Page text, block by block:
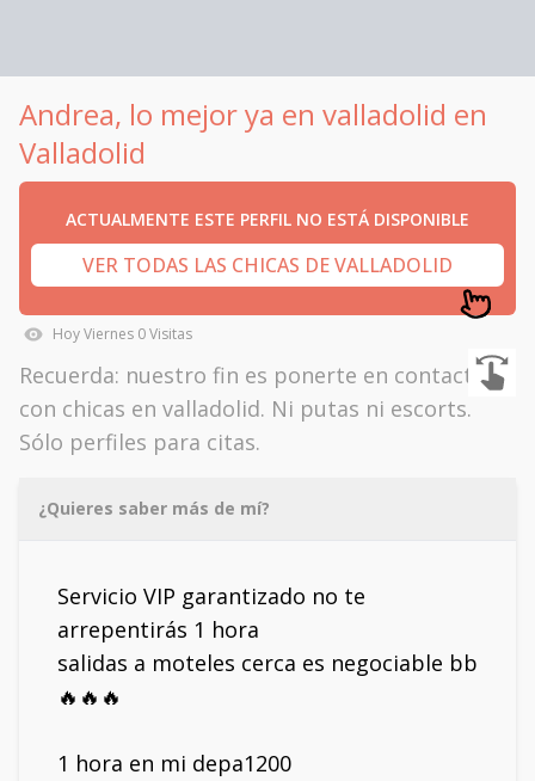
Andrea, lo mejor ya en valladolid en
Valladolid
ACTUALMENTE ESTE PERFIL NO ESTÁ DISPONIBLE
VER TODAS LAS CHICAS DE VALLADOLID
HoyViernes 0Visitas
Recuerda: nuestro fin es ponerte en contacto
con chicas en valladolid. Ni putas ni escorts.
Sólo perfiles para citas.
¿Quieres saber más de mí?
Servicio VIP garantizado no te
arrepentirás 1 hora
salidas a moteles cerca es negociable bb
🔥🔥🔥
1 hora en mi depa1200